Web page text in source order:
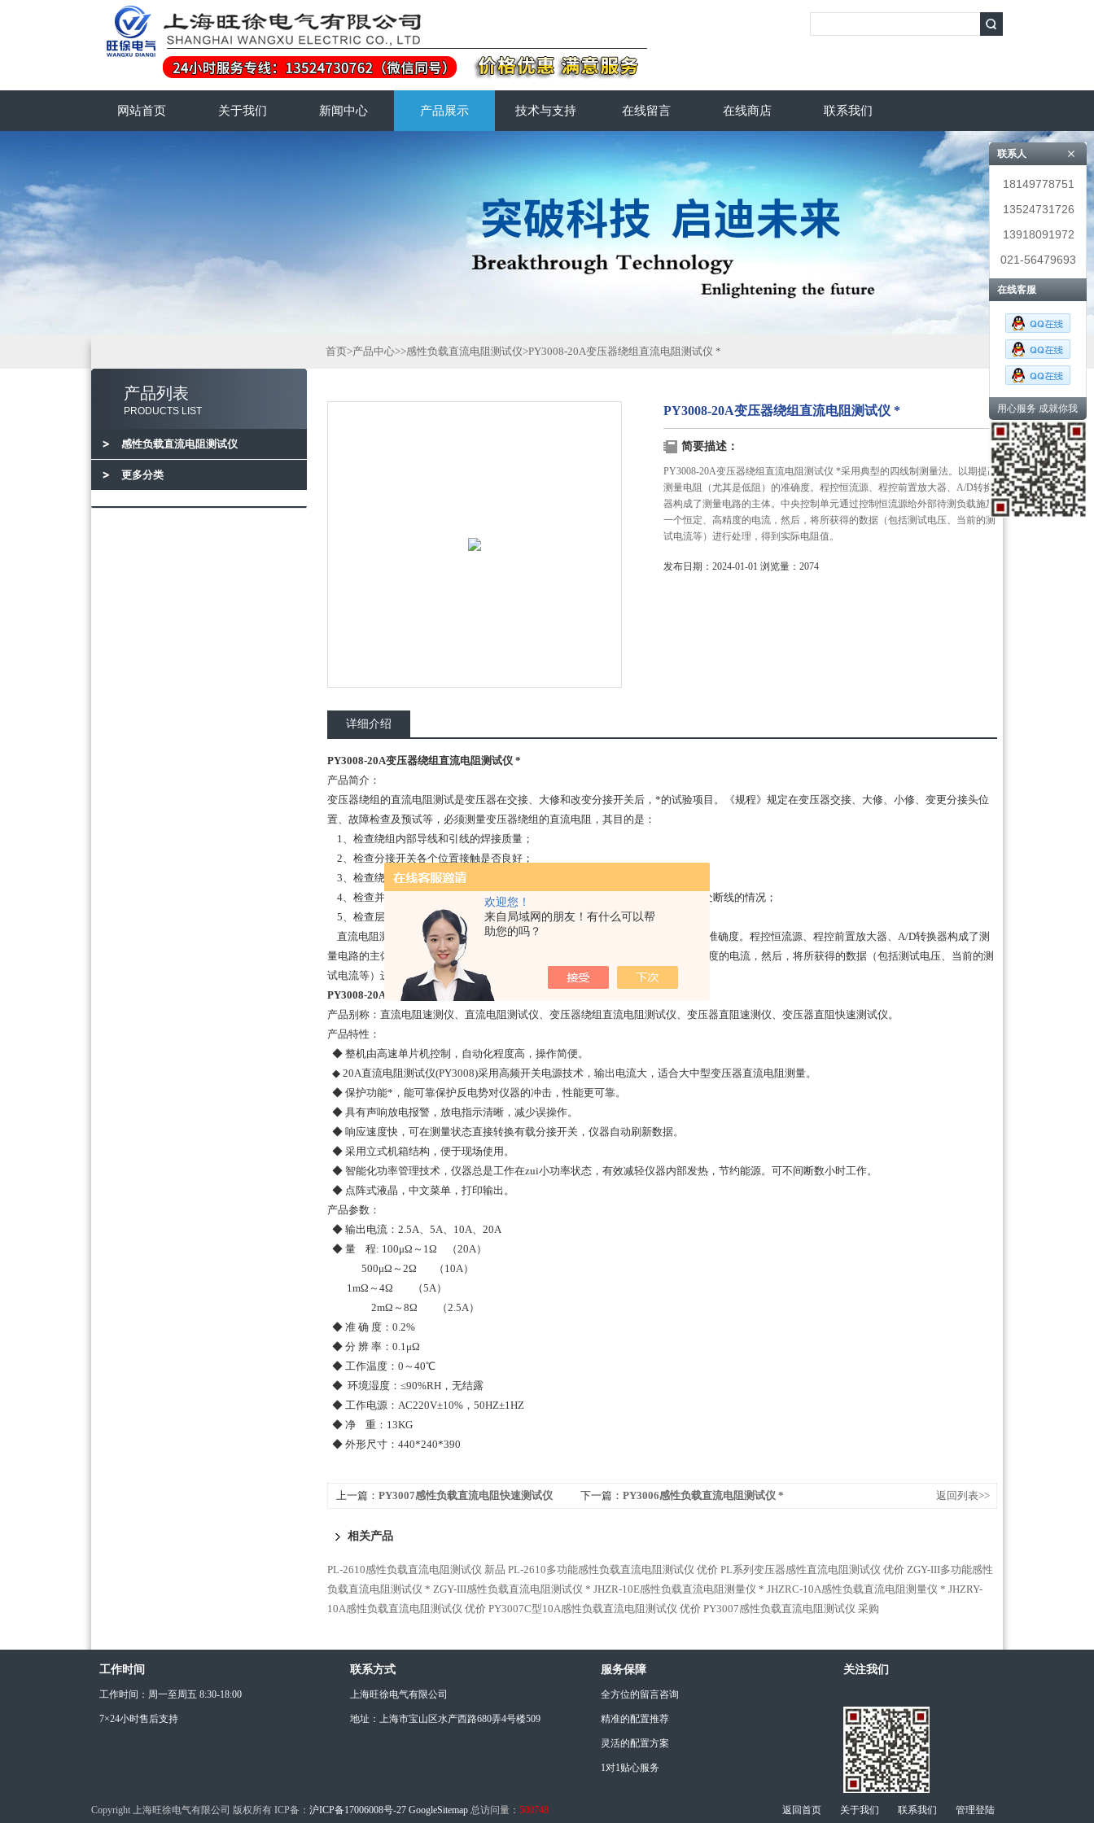
欢迎您！
来自局域网的朋友！有什么可以帮
助您的吗？
网站首页 关于我们 新闻中心 产品展示 技术与支持 在线留言 在线商店 联系我们
产品列表
PRODUCTS LIST
感性负载直流电阻测试仪
更多分类
首页>产品中心>>感性负载直流电阻测试仪>PY3008-20A变压器绕组直流电阻测试仪 *
PY3008-20A变压器绕组直流电阻测试仪 *
简要描述：
PY3008-20A变压器绕组直流电阻测试仪 *采用典型的四线制测量法。以期提高
测量电阻（尤其是低阻）的准确度。程控恒流源、程控前置放大器、A/D转换
器构成了测量电路的主体。中央控制单元通过控制恒流源给外部待测负载施加
一个恒定、高精度的电流，然后，将所获得的数据（包括测试电压、当前的测
试电流等）进行处理，得到实际电阻值。
发布日期：2024-01-01 浏览量：2074
详细介绍
PY3008-20A变压器绕组直流电阻测试仪 *
产品简介：
变压器绕组的直流电阻测试是变压器在交接、大修和改变分接开关后，*的试验项目。《规程》规定在变压器交接、大修、小修、变更分接头位
置、故障检查及预试等，必须测量变压器绕组的直流电阻，其目的是：
1、检查绕组内部导线和引线的焊接质量；
2、检查分接开关各个位置接触是否良好；
3、检查绕组或引出线有无折断处；
4、检查并联支路的正确性，是否存在由几条并联导线绕成的绕组发生一处或几处断线的情况；
5、检查层、匝间有无短路的现象。
直流电阻测试仪采用典型的四线制测量法。以期提高测量电阻（尤其是低阻）的准确度。程控恒流源、程控前置放大器、A/D转换器构成了测
量电路的主体。中央控制单元通过控制恒流源给外部待测负载施加一个恒定、高精度的电流，然后，将所获得的数据（包括测试电压、当前的测
试电流等）进行处理，得到实际电阻值。
PY3008-20A变压器绕组直流电阻测试仪 *
产品别称：直流电阻速测仪、直流电阻测试仪、变压器绕组直流电阻测试仪、变压器直阻速测仪、变压器直阻快速测试仪。
产品特性：
◆ 整机由高速单片机控制，自动化程度高，操作简便。
◆ 20A直流电阻测试仪(PY3008)采用高频开关电源技术，输出电流大，适合大中型变压器直流电阻测量。
◆ 保护功能*，能可靠保护反电势对仪器的冲击，性能更可靠。
◆ 具有声响放电报警，放电指示清晰，减少误操作。
◆ 响应速度快，可在测量状态直接转换有载分接开关，仪器自动刷新数据。
◆ 采用立式机箱结构，便于现场使用。
◆ 智能化功率管理技术，仪器总是工作在zui小功率状态，有效减轻仪器内部发热，节约能源。可不间断数小时工作。
◆ 点阵式液晶，中文菜单，打印输出。
产品参数：
◆ 输出电流：2.5A、5A、10A、20A
◆ 量 程: 100μΩ～1Ω （20A）
500μΩ～2Ω （10A）
1mΩ～4Ω （5A）
2mΩ～8Ω （2.5A）
◆ 准 确 度：0.2%
◆ 分 辨 率：0.1μΩ
◆ 工作温度：0～40℃
◆ 环境湿度：≤90%RH，无结露
◆ 工作电源：AC220V±10%，50HZ±1HZ
◆ 净 重：13KG
◆ 外形尺寸：440*240*390
上一篇： PY3007感性负载直流电阻快速测试仪
下一篇： PY3006感性负载直流电阻测试仪 * 返回列表>>
相关产品
PL-2610感性负载直流电阻测试仪 新品 PL-2610多功能感性负载直流电阻测试仪 优价 PL系列变压器感性直流电阻测试仪 优价 ZGY-III多功能感性
负载直流电阻测试仪 * ZGY-III感性负载直流电阻测试仪 * JHZR-10E感性负载直流电阻测量仪 * JHZRC-10A感性负载直流电阻测量仪 * JHZRY-
10A感性负载直流电阻测试仪 优价 PY3007C型10A感性负载直流电阻测试仪 优价 PY3007感性负载直流电阻测试仪 采购
工作时间
工作时间：周一至周五 8:30-18:00
7×24小时售后支持
联系方式
上海旺徐电气有限公司
地址：上海市宝山区水产西路680弄4号楼509
服务保障
全方位的留言咨询
精准的配置推荐
灵活的配置方案
1对1贴心服务
关注我们
Copyright 上海旺徐电气有限公司 版权所有 ICP备： 沪ICP备17006008号-27 GoogleSitemap 总访问量： 500748 返回首页 关于我们 联系我们 管理登陆
联系人
18149778751
13524731726
13918091972
021-56479693
在线客服
用心服务 成就你我